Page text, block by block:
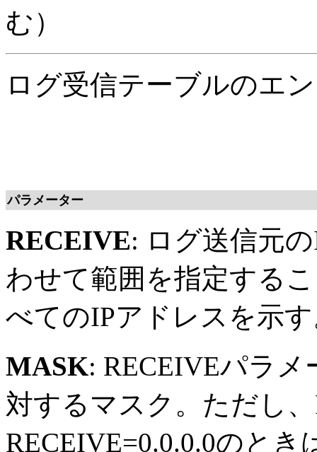
む）
ログ受信テーブルのエ
パラメーター
RECEIVE: ログ送信元
わせて範囲を指定する
べてのIPアドレスを示
MASK: RECEIVEパラ
対するマスク。ただし
RECEIVE=0.0.0.0のと